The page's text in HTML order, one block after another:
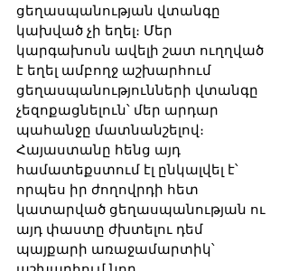
ցեղասպանության վտանգը
կախված չի եղել։ Մեր
կարգախոսն ավելի շատ ուղղված
է եղել ամբողջ աշխարհում
ցեղասպանությունների վտանգը
չեզոքացնելուն՝ մեր արդար
պահանջը մատնանշելով։
Հայաստանը հենց այդ
համատեքստում էլ ընկալվել է՝
որպես իր ժողովրդի հետ
կատարված ցեղասպանության ու
այդ փաստը ժխտելու դեմ
պայքարի առաջամարտիկ՝